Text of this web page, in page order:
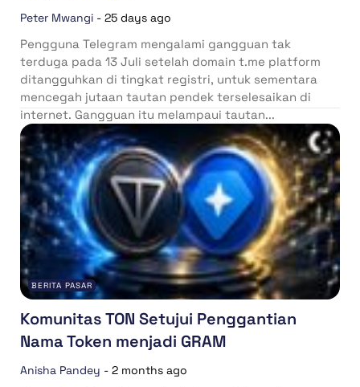
Peter Mwangi - 25 days ago
Pengguna Telegram mengalami gangguan tak
terduga pada 13 Juli setelah domain t.me platform
ditangguhkan di tingkat registri, untuk sementara
mencegah jutaan tautan pendek terselesaikan di
internet. Gangguan itu melampaui tautan...
BERITA PASAR
Komunitas TON Setujui Penggantian
Nama Token menjadi GRAM
Anisha Pandey - 2 months ago